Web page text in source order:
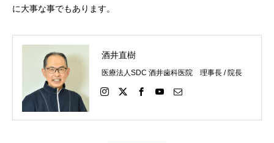
に大事な事でもあります。
酒井直樹
医療法人SDC 酒井歯科医院 理事長 / 院長